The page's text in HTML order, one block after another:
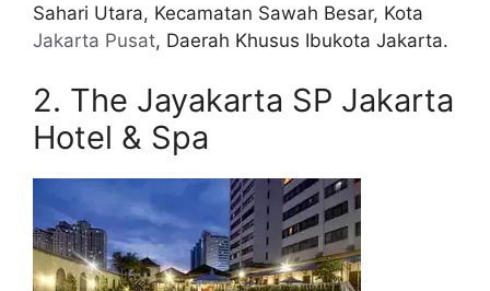
Sahari Utara, Kecamatan Sawah Besar, Kota
Jakarta Pusat, Daerah Khusus Ibukota Jakarta.
2. The Jayakarta SP Jakarta
Hotel & Spa